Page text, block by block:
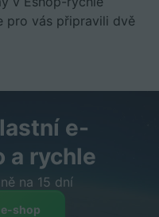
pro vás připravili dvě
e-
a rychle
na 15 dní
shop